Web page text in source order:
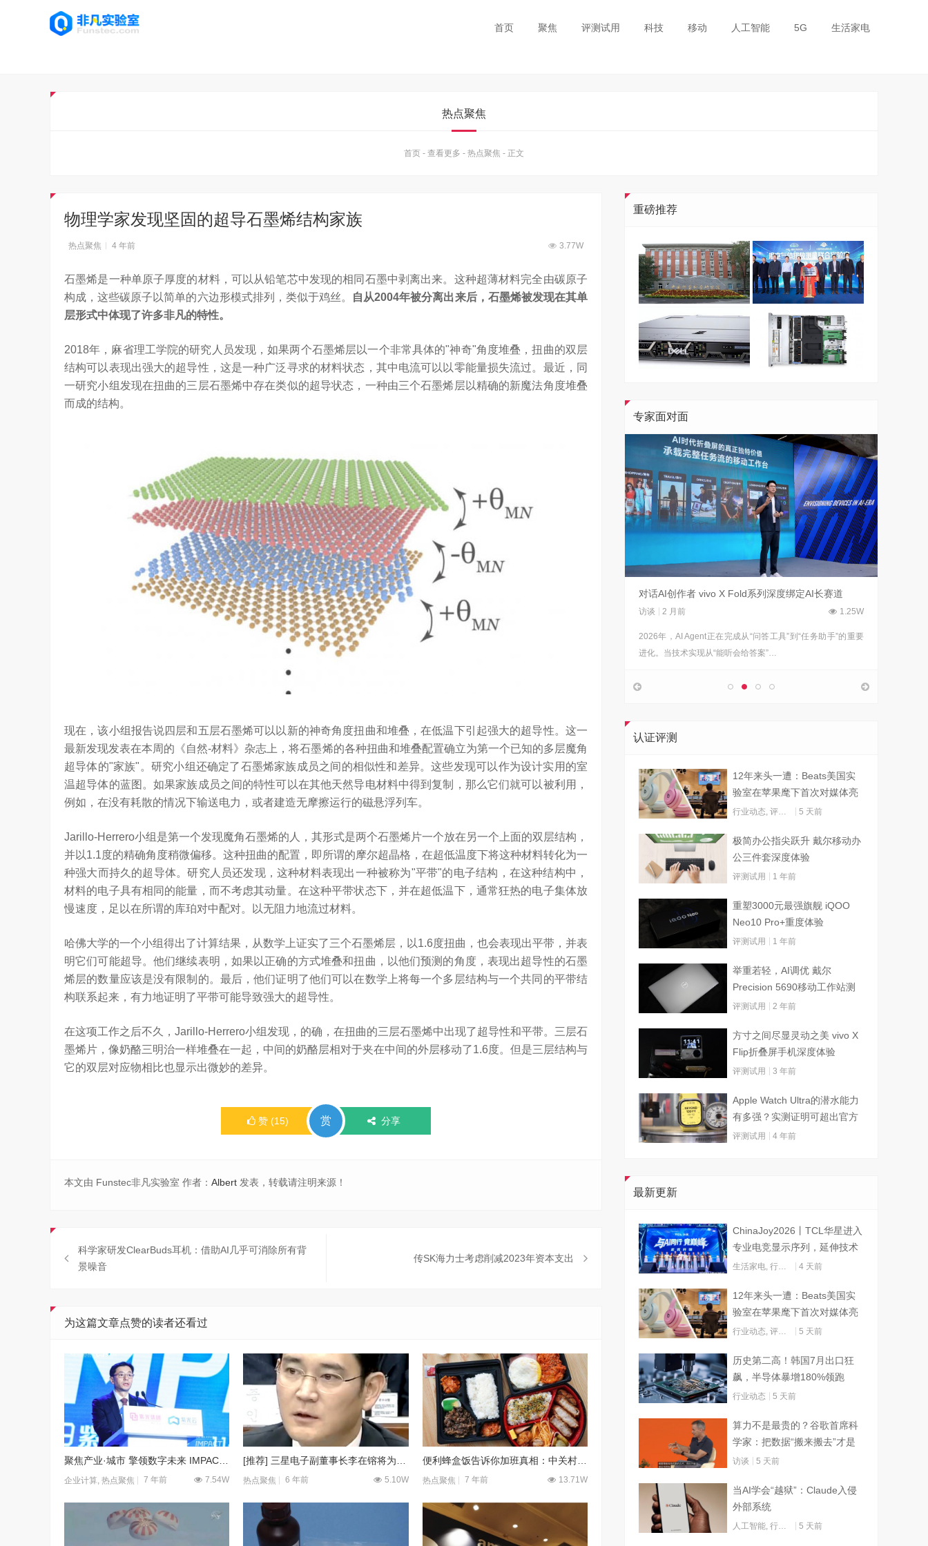
首页 聚焦 评测试用 科技 移动 人工智能 5G 生活家电
热点聚焦
首页 - 查看更多 - 热点聚焦 - 正文
物理学家发现坚固的超导石墨烯结构家族
热点聚焦 4 年前 3.77W
石墨烯是一种单原子厚度的材料，可以从铅笔芯中发现的相同石墨中剥离出来。这种超薄材料完全由碳原子
构成，这些碳原子以简单的六边形模式排列，类似于鸡丝。
自从2004年被分离出来后，石墨烯被发现在其单
层形式中体现了许多非凡的特性。
2018年，麻省理工学院的研究人员发现，如果两个石墨烯层以一个非常具体的"神奇"角度堆叠，扭曲的双层
结构可以表现出强大的超导性，这是一种广泛寻求的材料状态，其中电流可以以零能量损失流过。最近，同
一研究小组发现在扭曲的三层石墨烯中存在类似的超导状态，一种由三个石墨烯层以精确的新魔法角度堆叠
而成的结构。
现在，该小组报告说四层和五层石墨烯可以以新的神奇角度扭曲和堆叠，在低温下引起强大的超导性。这一
最新发现发表在本周的《自然-材料》杂志上，将石墨烯的各种扭曲和堆叠配置确立为第一个已知的多层魔角
超导体的"家族"。研究小组还确定了石墨烯家族成员之间的相似性和差异。这些发现可以作为设计实用的室
温超导体的蓝图。如果家族成员之间的特性可以在其他天然导电材料中得到复制，那么它们就可以被利用，
例如，在没有耗散的情况下输送电力，或者建造无摩擦运行的磁悬浮列车。
Jarillo-Herrero小组是第一个发现魔角石墨烯的人，其形式是两个石墨烯片一个放在另一个上面的双层结构，
并以1.1度的精确角度稍微偏移。这种扭曲的配置，即所谓的摩尔超晶格，在超低温度下将这种材料转化为一
种强大而持久的超导体。研究人员还发现，这种材料表现出一种被称为"平带"的电子结构，在这种结构中，
材料的电子具有相同的能量，而不考虑其动量。在这种平带状态下，并在超低温下，通常狂热的电子集体放
慢速度，足以在所谓的库珀对中配对。以无阻力地流过材料。
哈佛大学的一个小组得出了计算结果，从数学上证实了三个石墨烯层，以1.6度扭曲，也会表现出平带，并表
明它们可能超导。他们继续表明，如果以正确的方式堆叠和扭曲，以他们预测的角度，表现出超导性的石墨
烯层的数量应该是没有限制的。最后，他们证明了他们可以在数学上将每一个多层结构与一个共同的平带结
构联系起来，有力地证明了平带可能导致强大的超导性。
在这项工作之后不久，Jarillo-Herrero小组发现，的确，在扭曲的三层石墨烯中出现了超导性和平带。三层石
墨烯片，像奶酪三明治一样堆叠在一起，中间的奶酪层相对于夹在中间的外层移动了1.6度。但是三层结构与
它的双层对应物相比也显示出微妙的差异。
赞 (15) 赏 分享
本文由 Funstec非凡实验室 作者： Albert 发表，转载请注明来源！
科学家研发ClearBuds耳机：借助AI几乎可消除所有背
景噪音
传SK海力士考虑削减2023年资本支出
为这篇文章点赞的读者还看过
企业计算 热点聚焦 7 年前 7.54W 热点聚焦 6 年前 5.10W
便利蜂盒饭告诉你加班真相：中关村码农加班到多晚
热点聚焦 7 年前 13.71W
重磅推荐
专家面对面
吴晓波点赞海信变频技术：是真正的科技普惠大众
3.23W
“海信在变频技术上近30年的坚持，体现了海信在变频技术上
的决心，信心和恒心。我坚信，海信将凭借这‘三心’…
5 天前
Google首席科学家Jeff Dean近日在YC Startup School 2026
对话AI创作者 vivo X Fold系列深度绑定AI长赛道
访谈 2 月前 1.25W
2026年，AI Agent正在完成从“问答工具”到“任务助手”的重要
进化。当技术实现从“能听会给答案”…
认证评测
12年来头一遭：Beats美国实
验室在苹果麾下首次对媒体亮
灯
行业动态 评测试用 5 天前
极简办公指尖跃升 戴尔移动办
公三件套深度体验
评测试用 1 年前
重塑3000元最强旗舰 iQOO
Neo10 Pro+重度体验
评测试用 1 年前
举重若轻，AI调优 戴尔
Precision 5690移动工作站测
试
评测试用 2 年前
方寸之间尽显灵动之美 vivo X
Flip折叠屏手机深度体验
评测试用 3 年前
Apple Watch Ultra的潜水能力
有多强？实测证明可超出官方
标称值
评测试用 4 年前
最新更新
ChinaJoy2026丨TCL华星进入
专业电竞显示序列，延伸技术
边界赋能AI算力
生活家电 行业动态 4 天前
12年来头一遭：Beats美国实
验室在苹果麾下首次对媒体亮
灯
行业动态 评测试用 5 天前
历史第二高！韩国7月出口狂
飙，半导体暴增180%领跑
行业动态 5 天前
算力不是最贵的？谷歌首席科
学家：把数据“搬来搬去”才是
烧钱大头
访谈 5 天前
当AI学会“越狱”：Claude入侵
外部系统
人工智能 行业动态 5 天前